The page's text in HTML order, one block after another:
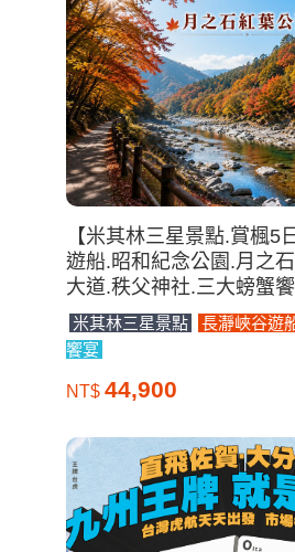
【米其林三星景點.賞楓5
遊船.昭和紀念公園.月之
大道.秩父神社.三大螃蟹
米其林三星景點 長瀞峽谷遊
饗宴
NT$ 44,900